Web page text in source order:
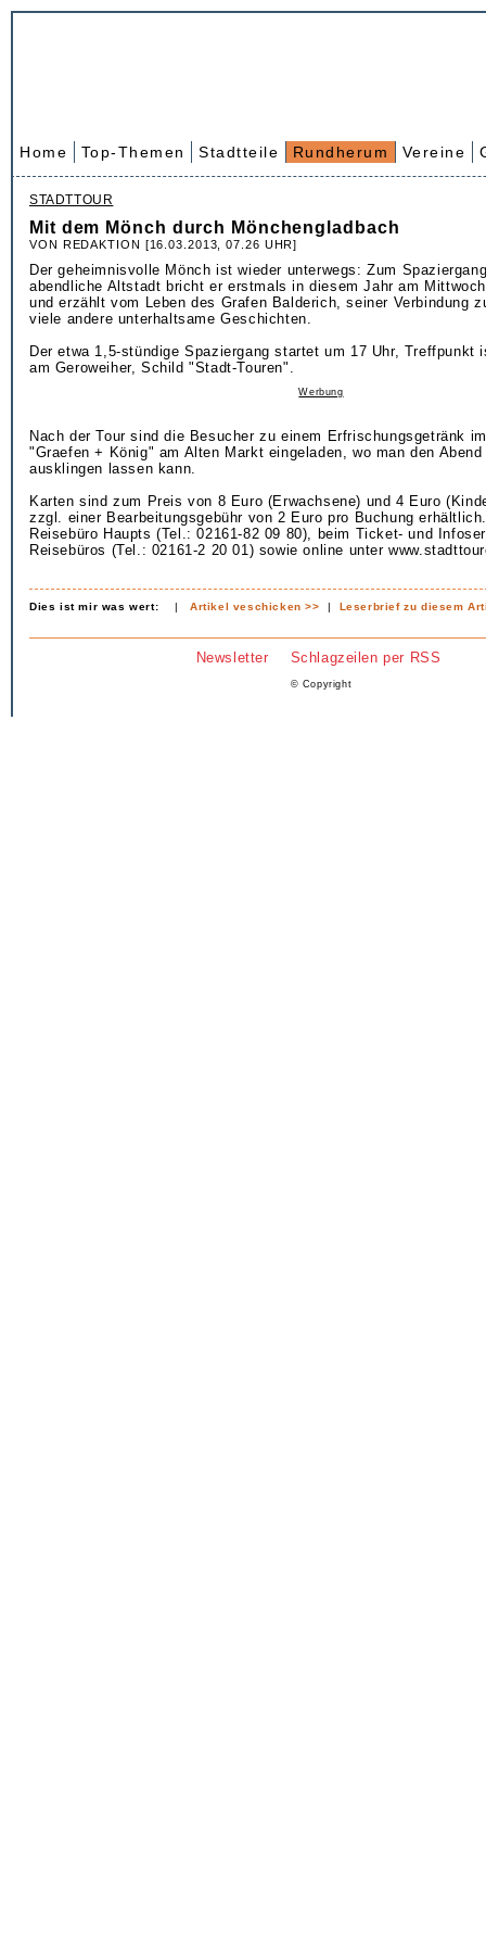
Home Top-Themen Stadtteile Rundherum Vereine
STADTTOUR
Mit dem Mönch durch Mönchengladbach
VON REDAKTION [16.03.2013, 07.26 UHR]
Der geheimnisvolle Mönch ist wieder unterwegs: Zum
abendliche Altstadt bricht er erstmals in diesem Jahr am
und erzählt vom Leben des Grafen Balderich, seiner Verbindung
viele andere unterhaltsame Geschichten.
Der etwa 1,5-stündige Spaziergang startet um 17 Uhr, Treffpunkt
am Geroweiher, Schild "Stadt-Touren".
Werbung
Nach der Tour sind die Besucher zu einem Erfrischungsgetränk
"Graefen + König" am Alten Markt eingeladen, wo man den
ausklingen lassen kann.
Karten sind zum Preis von 8 Euro (Erwachsene) und 4 Euro
zzgl. einer Bearbeitungsgebühr von 2 Euro pro Buchung
Reisebüro Haupts (Tel.: 02161-82 09 80), beim Ticket- und
Reisebüros (Tel.: 02161-2 20 01) sowie online unter
Dies ist mir was wert: |Artikel veschicken >> | Leserbrief zu diesem
Newsletter Schlagzeilen per RSS
© Copyright